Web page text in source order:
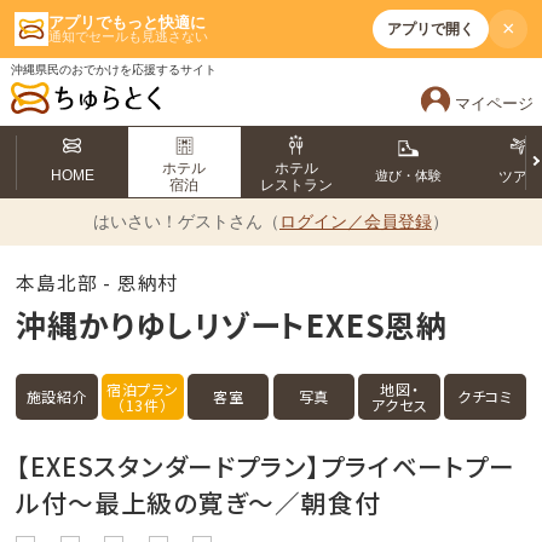
アプリでもっと快適に
通知でセールも見逃さない アプリで開く ×
沖縄県民のおでかけを応援するサイト
マイページ
HOME
ホテル
宿泊
ホテル
レストラン
遊び・体験 ツアー
はいさい！ ゲストさん（ ログイン／会員登録）
本島北部 - 恩納村
沖縄かりゆしリゾートEXES恩納
施設紹介 宿泊プラン
（13件） 客室 写真 地図・
アクセス クチコミ
【EXESスタンダードプラン】プライベートプー
ル付～最上級の寛ぎ～／朝食付